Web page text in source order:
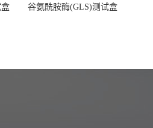
谷氨酰胺酶(GLS)测试盒